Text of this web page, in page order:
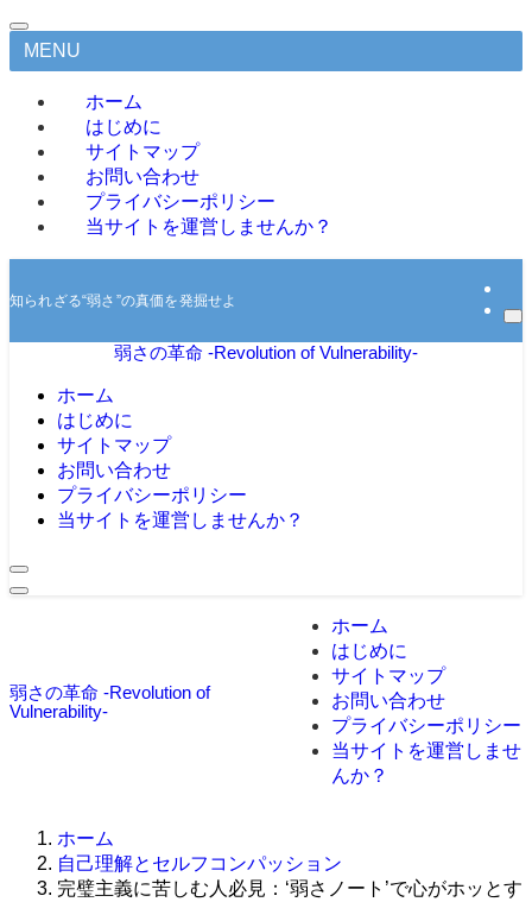
MENU
ホーム
はじめに
サイトマップ
お問い合わせ
プライバシーポリシー
当サイトを運営しませんか？
知られざる“弱さ”の真価を発掘せよ
弱さの革命 -Revolution of Vulnerability-
ホーム
はじめに
サイトマップ
お問い合わせ
プライバシーポリシー
当サイトを運営しませんか？
弱さの革命 -Revolution of
Vulnerability-
ホーム
はじめに
サイトマップ
お問い合わせ
プライバシーポリシー
当サイトを運営しませ
んか？
ホーム
自己理解とセルフコンパッション
完璧主義に苦しむ人必見：‘弱さノート’で心がホッとす